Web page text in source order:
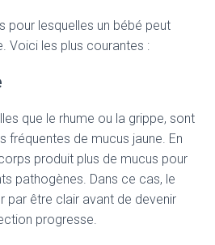
pour lesquelles un bébé peut
Voici les plus courantes :
que le rhume ou la grippe, sont
fréquentes de mucus jaune. En
produit plus de mucus pour
pathogènes. Dans ce cas, le
par être clair avant de devenir
progresse.